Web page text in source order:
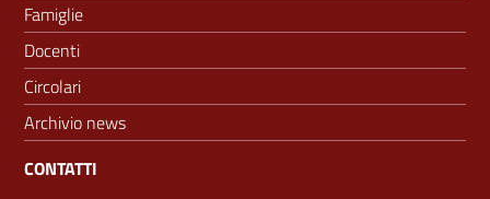
Famiglie
Docenti
Circolari
Archivio news
CONTATTI